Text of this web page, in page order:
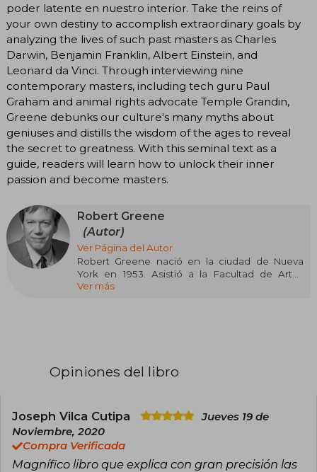
poder latente en nuestro interior. Take the reins of
your own destiny to accomplish extraordinary goals by
analyzing the lives of such past masters as Charles
Darwin, Benjamin Franklin, Albert Einstein, and
Leonard da Vinci. Through interviewing nine
contemporary masters, including tech guru Paul
Graham and animal rights advocate Temple Grandin,
Greene debunks our culture's many myths about
geniuses and distills the wisdom of the ages to reveal
the secret to greatness. With this seminal text as a
guide, readers will learn how to unlock their inner
passion and become masters.
Robert Greene
(Autor)
Ver Página del Autor
Robert Greene nació en la ciudad de Nueva
York en 1953. Asistió a la Facultad de Artes
Visuales y Escénicas de la Universidad de
obra se encuentra en las colecciones
Actualmente vive y trabaja en Los Ángeles,
California.
Ver más
Opiniones del libro
Joseph Vilca Cutipa
Jueves 19 de
Noviembre, 2020
Compra Verificada
Magnífico libro que explica con gran precisión las